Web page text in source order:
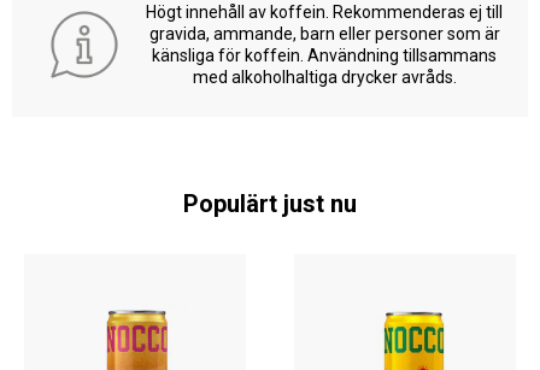
Högt innehåll av koffein. Rekommenderas ej till
gravida, ammande, barn eller personer som är
känsliga för koffein. Användning tillsammans
med alkoholhaltiga drycker avråds.
Populärt just nu